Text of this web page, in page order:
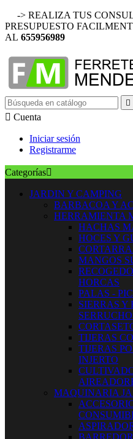
-> REALIZA TUS
PRESUPUESTO
AL 655956989

 Cuenta
Iniciar sesión
Registrarme
Categorías
JARDIN Y CAMPING
BARBACOA Y
HERRAMIENTA
HACHAS
HOCES Y
MANGOS
HORCAS
PALAS -
SIERRAS Y
TIJERAS
TIJERAS
INJERTO
MAQUINARIA